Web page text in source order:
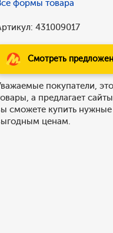
формы товара
431009017
Смотреть
покупатели,
а предлагает
сможете купить
ценам.